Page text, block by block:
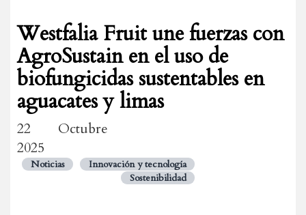
Westfalia Fruit une fuerzas con
AgroSustain en el uso de
biofungicidas sustentables en
aguacates y limas
22 Octubre
2025
Noticias
Innovación y tecnología
Sostenibilidad